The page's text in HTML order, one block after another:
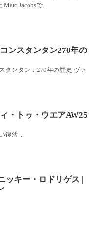
Marc Jacobsで...
ンスタンタン270年の
タンタン：270年の歴史 ヴァ
・トゥ・ウエアAW25
復活 ...
ッキー・ロドリゲス |